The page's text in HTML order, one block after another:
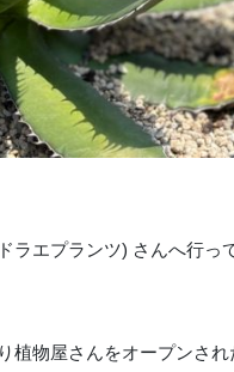
ラエプランツ) さんへ行っ
物屋さんをオープンされ